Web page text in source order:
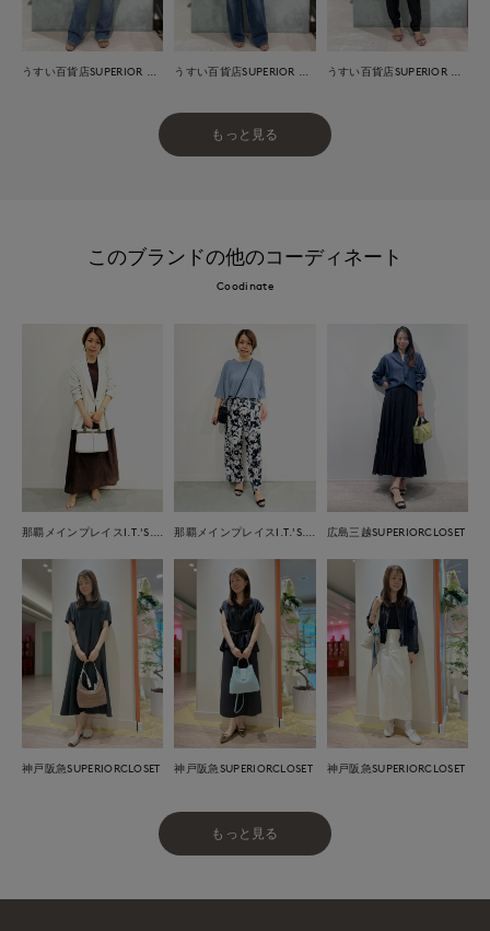
もっと見る
このブランドの他のコーディネート
Coodinate
広島三越SUPERIORCLOSET
神戸阪急SUPERIORCLOSET 神戸阪急SUPERIORCLOSET 神戸阪急SUPERIORCLOSET
もっと見る